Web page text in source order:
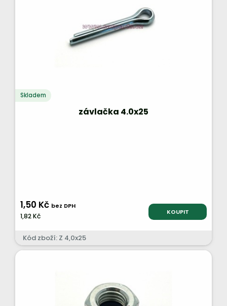
Skladem
závlačka 4.0x25
1,50 Kč bez DPH
1,82 Kč KOUPIT
Kód zboží: Z 4,0x25